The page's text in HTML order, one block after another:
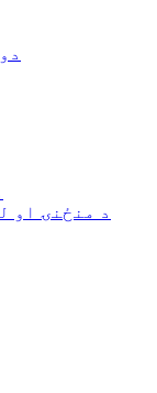
د منځنۍ او